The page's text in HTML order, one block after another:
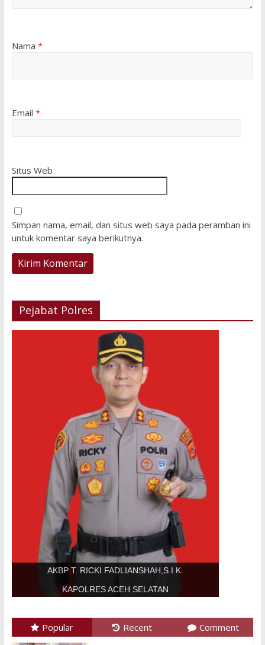
Nama *
Email *
Situs Web
Simpan nama, email, dan situs web saya pada peramban ini
untuk komentar saya berikutnya.
Pejabat Polres
AKBP T. RICKI FADLIANSHAH,S.I.K.
KAPOLRES ACEH SELATAN
Popular Recent Comment